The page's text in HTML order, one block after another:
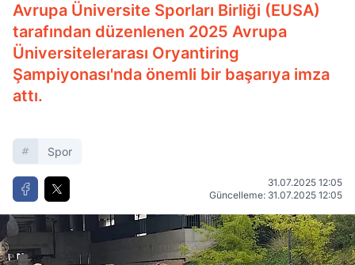
Avrupa Üniversite Sporları Birliği (EUSA)
tarafından düzenlenen 2025 Avrupa
Üniversitelerarası Oryantiring
Şampiyonası'nda önemli bir başarıya imza
attı.
Spor
31.07.2025 12:05
Güncelleme: 31.07.2025 12:05